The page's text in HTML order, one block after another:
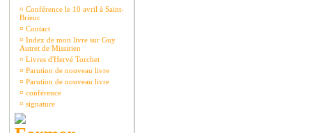
¤ Conférence le 10 avril à Saint-
Brieuc
¤ Contact
¤ Index de mon livre sur Guy
Autret de Missirien
¤ Livres d'Hervé Torchet
¤ Parution de nouveau livre
¤ Parution de nouveau livre
¤ conférence
¤ signature